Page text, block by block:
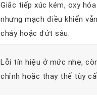
Giắc tiếp xúc kém, oxy
nhưng mạch điều khiển
cháy hoặc đứt sâu.
Lỗi tín hiệu ở mức nhẹ,
chỉnh hoặc thay thế tùy